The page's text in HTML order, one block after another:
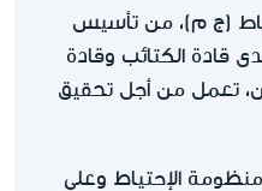
(ج م)، من تأسيس
قادة الكتائب وقادة
تعمل من أجل تحقيق
الإحتياط وعلى